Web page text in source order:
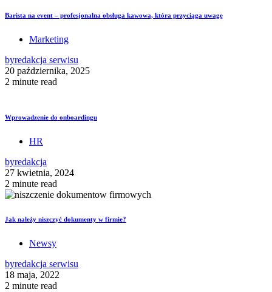
Barista na event – profesjonalna obsługa kawowa, która przyciąga uwagę
Marketing
byredakcja serwisu
20 października, 2025
2 minute read
Wprowadzenie do onboardingu
HR
byredakcja
27 kwietnia, 2024
2 minute read
Jak należy niszczyć dokumenty w firmie?
Newsy
byredakcja serwisu
18 maja, 2022
2 minute read